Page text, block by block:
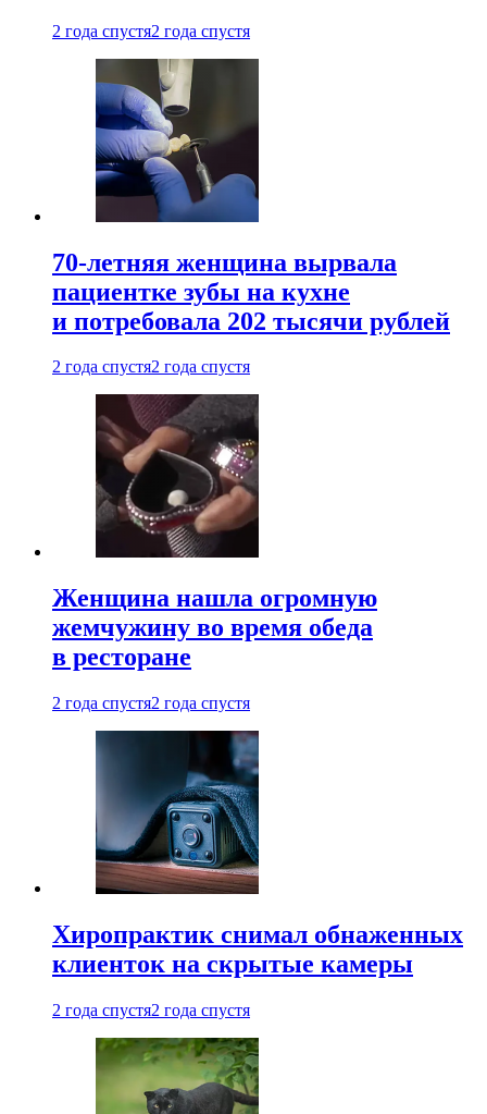
2 года спустя2 года спустя
70-летняя женщина вырвала
пациентке зубы на кухне
и потребовала 202 тысячи рублей
2 года спустя2 года спустя
Женщина нашла огромную
жемчужину во время обеда
в ресторане
2 года спустя2 года спустя
Хиропрактик снимал обнаженных
клиенток на скрытые камеры
2 года спустя2 года спустя